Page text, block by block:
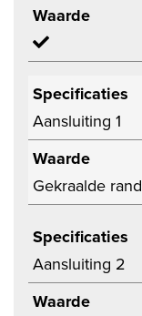
Waarde
Specificaties
Aansluiting 1
Waarde
Gekraalde rand
Specificaties
Aansluiting 2
Waarde